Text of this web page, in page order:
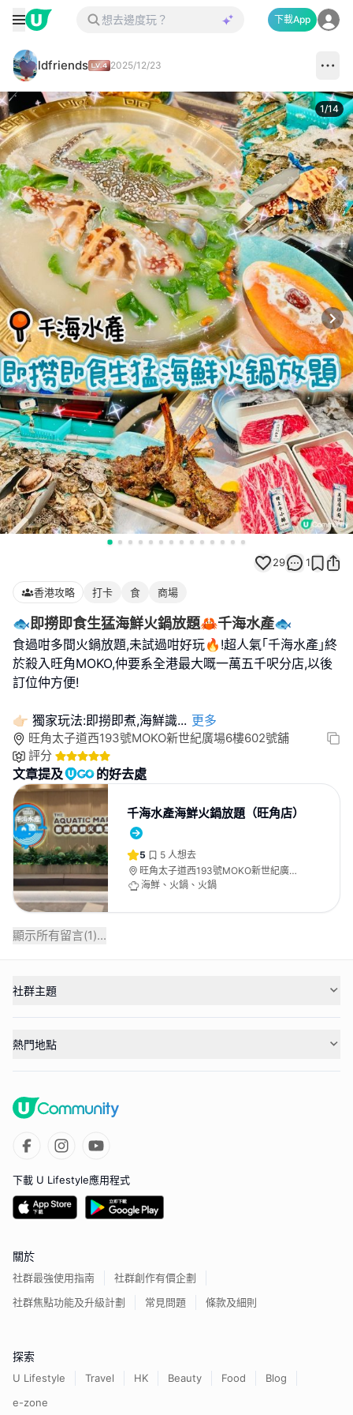
下載App
ldfriends 2025/12/23
1/14
29 1
香港攻略 打卡 食 商場
🐟即撈即食生猛海鮮火鍋放題🦀千海水產🐟
食過咁多間火鍋放題,未試過咁好玩🔥!超人氣｢千海水產｣終
於殺入旺角MOKO,仲要系全港最大嘅一萬五千呎分店,以後
訂位仲方便!
👉🏻 獨家玩法:即撈即煮,海鮮識... 更多
旺角太子道西193號MOKO新世紀廣場6樓602號舖
評分
文章提及 的好去處
千海水產海鮮火鍋放題（旺角店）
5 5 人想去
旺角太子道西193號MOKO新世紀廣場6
樓602號舖
海鮮、火鍋、火鍋
顯示所有留言(1)...
社群主題
熱門地點
下載 U Lifestyle應用程式
關於
社群最強使用指南
社群創作有價企劃
社群焦點功能及升級計劃
常見問題 條款及細則
探索
U Lifestyle Travel HK Beauty Food
Blog
e-zone